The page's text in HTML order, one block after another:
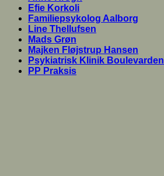
Efie Korkoli
Familiepsykolog Aalborg
Line Thellufsen
Mads Grøn
Majken Fløjstrup Hansen
Psykiatrisk Klinik Boulevarden
PP Praksis